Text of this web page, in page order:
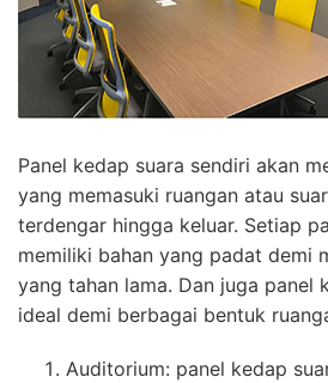
Panel kedap suara sendiri akan
yang memasuki ruangan atau
terdengar hingga keluar. Setiap
memiliki bahan yang padat demi
yang tahan lama. Dan juga panel
ideal demi berbagai bentuk
Auditorium: panel kedap